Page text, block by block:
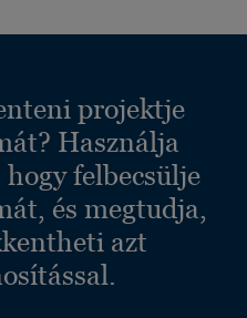
projektje
Használja
felbecsülje
és megtudja,
azt